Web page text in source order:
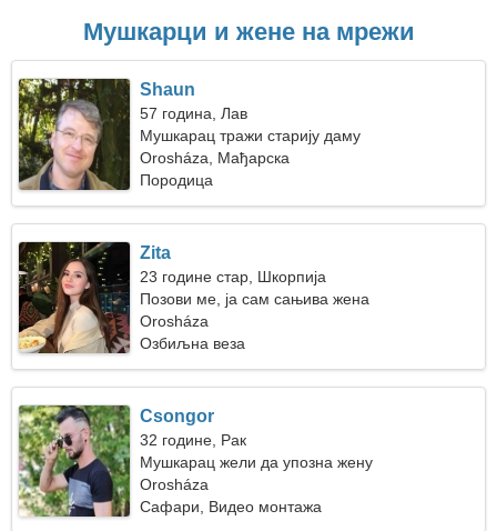
Мушкарци и жене на мрежи
Shaun
57 година, Лав
Мушкарац тражи старију даму
Orosháza, Мађарска
Породица
Zita
23 године стар, Шкорпија
Позови ме, ја сам сањива жена
Orosháza
Озбиљна веза
Csongor
32 године, Рак
Мушкарац жели да упозна жену
Orosháza
Сафари, Видео монтажа